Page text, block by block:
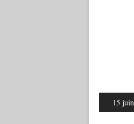
15 juin